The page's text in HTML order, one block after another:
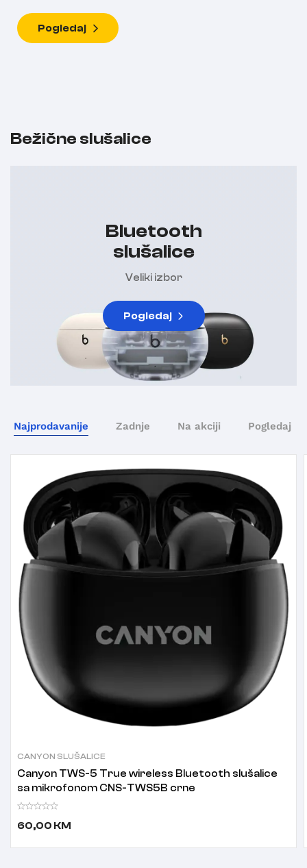
Pogledaj
Bežične slušalice
Bluetooth
slušalice
Veliki izbor
Pogledaj
Najprodavanije Zadnje Na akciji Pogledaj
CANYON SLUŠALICE
Canyon TWS-5 True wireless Bluetooth slušalice
sa mikrofonom CNS-TWS5B crne
60,00 KM